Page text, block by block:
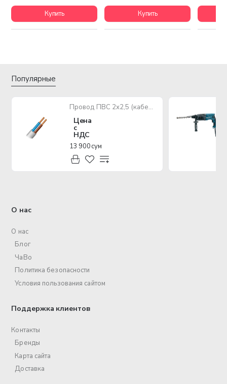
Купить Купить
Популярные
Провод ПВС 2х2,5 (кабель медный многожильный)
Цена
с
НДС
13 900 сум
О нас
О нас
Блог
ЧаВо
Политика безопасности
Условия пользования сайтом
Поддержка клиентов
Контакты
Бренды
Карта сайта
Доставка